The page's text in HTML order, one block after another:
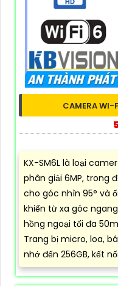
CAMERA WI-
KX-SM6L là loại
phân giải 6MP, trong
cho góc nhìn 95° và
khiển từ xa góc
hồng ngoại tối đa
Trang bị micro, loa,
nhớ đến 256GB, kết